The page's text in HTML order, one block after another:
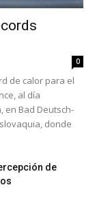
0
de calor para el
al día
en Bad Deutsch-
donde
de